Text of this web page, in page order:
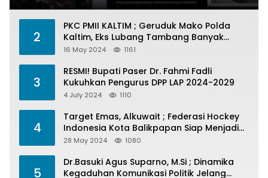
2
PKC PMII KALTIM ; Geruduk Mako Polda
Kaltim, Eks Lubang Tambang Banyak
Menelan Korban
16 May 2024 1161
3
RESMI! Bupati Paser Dr. Fahmi Fadli
Kukuhkan Pengurus DPP LAP 2024-2029
4 July 2024 1110
4
Target Emas, Alkuwait ; Federasi Hockey
Indonesia Kota Balikpapan Siap Menjadi
Barometer Prestasi Di Kaltim
28 May 2024 1080
5
Dr.Basuki Agus Suparno, M.Si ; Dinamika
Kegaduhan Komunikasi Politik Jelang